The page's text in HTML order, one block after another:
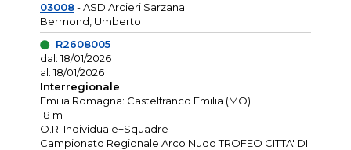
03008- ASD Arcieri Sarzana
Bermond, Umberto
R2608005
dal: 18/01/2026
al: 18/01/2026
Interregionale
Emilia Romagna: Castelfranco Emilia (MO)
18 m
O.R. Individuale+Squadre
Campionato Regionale Arco Nudo TROFEO CITTA' DI